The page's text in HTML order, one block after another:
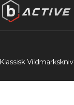
Klassisk Vildmarkskniv